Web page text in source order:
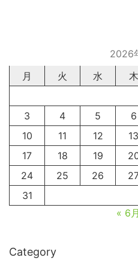
2026
月
火 水 木
3
4 5 6
10
11 12 13
17
18 19
24
25 26
31
« 6月
Category